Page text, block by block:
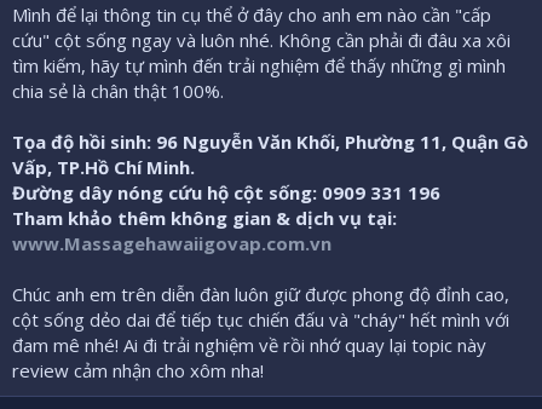
Mình để lại thông tin cụ thể ở đây cho anh em nào cần "cấp
cứu" cột sống ngay và luôn nhé. Không cần phải đi đâu xa xôi
tìm kiếm, hãy tự mình đến trải nghiệm để thấy những gì mình
chia sẻ là chân thật 100%.
Tọa độ hồi sinh: 96 Nguyễn Văn Khối, Phường 11, Quận Gò
Vấp, TP.Hồ Chí Minh.
Đường dây nóng cứu hộ cột sống: 0909 331 196
Tham khảo thêm không gian & dịch vụ tại:
www.Massagehawaiigovap.com.vn
Chúc anh em trên diễn đàn luôn giữ được phong độ đỉnh cao,
cột sống dẻo dai để tiếp tục chiến đấu và "cháy" hết mình với
đam mê nhé! Ai đi trải nghiệm về rồi nhớ quay lại topic này
review cảm nhận cho xôm nha!